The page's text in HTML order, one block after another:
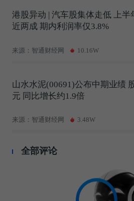
港股异动 | 汽车股集体走低 上
近两成 期内利润率仅3.8%
来源：智通财经网 10.16W
山水水泥(00691)公布中期业绩
元 同比增长约1.9倍
来源：智通财经网 3.48W
全部评论